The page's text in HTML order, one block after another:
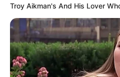
Troy Aikman's And His Lover